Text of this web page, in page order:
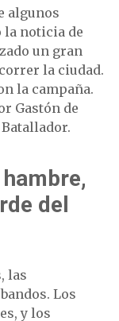
algunos
la noticia de
un gran
la ciudad.
la campaña.
Gastón de
del
las
Los
y los